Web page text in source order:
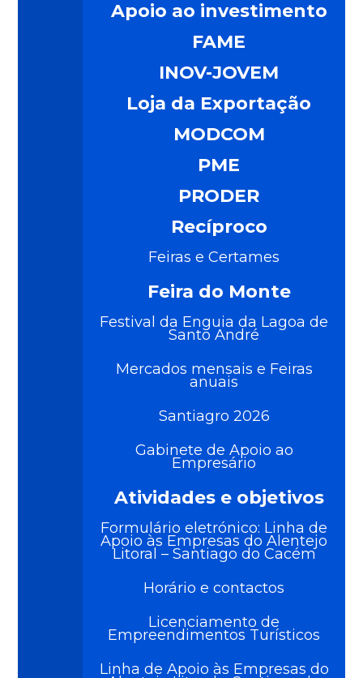
Apoio ao investimento
FAME
INOV-JOVEM
Loja da Exportação
MODCOM
PME
PRODER
Recíproco
Feiras e Certames
Feira do Monte
Festival da Enguia da Lagoa de
Santo André
Mercados mensais e Feiras
anuais
Santiagro 2026
Gabinete de Apoio ao
Empresário
Atividades e objetivos
Formulário eletrónico: Linha de
Apoio às Empresas do Alentejo
Litoral – Santiago do Cacém
Horário e contactos
Licenciamento de
Empreendimentos Turísticos
Linha de Apoio às Empresas do